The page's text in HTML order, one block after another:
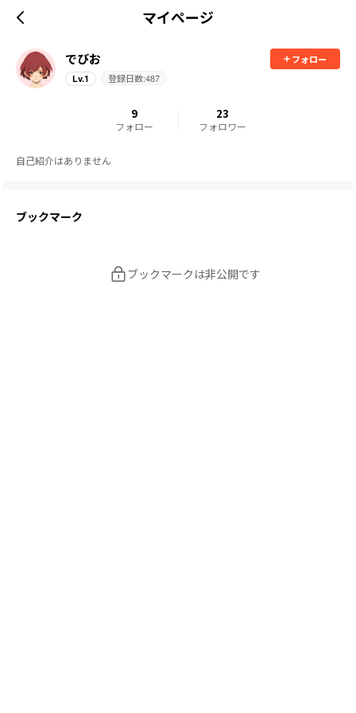
マイページ
でびお
フォロー
Lv.1 登録日数:487
9
フォロー
23
フォロワー
自己紹介はありません
ブックマーク
ブックマークは非公開です